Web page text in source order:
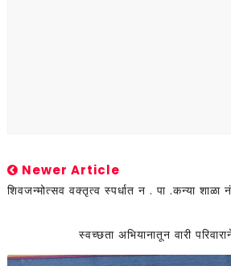
Newer Article
शिवजन्मोत्सव वक्तृत्व स्पर्धात न . पा .कन्या
स्वच्छता अभियानातून वारी